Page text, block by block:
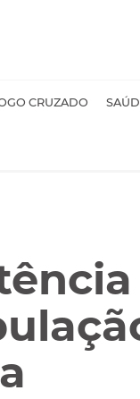
CRUZADO